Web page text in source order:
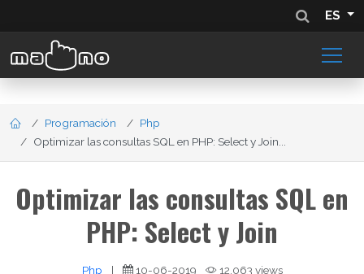
ES
Programación
Php
Optimizar las consultas SQL en PHP: Select y Join...
Optimizar las consultas SQL en
PHP: Select y Join
Php | 10-06-2019 12,063 views